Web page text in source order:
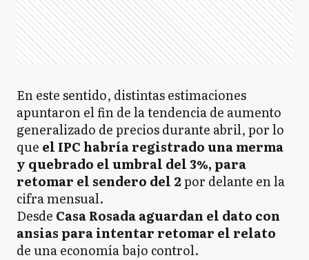
En este sentido, distintas estimaciones
apuntaron el fin de la tendencia de aumento
generalizado de precios durante abril, por lo
que el IPC habría registrado una merma
y quebrado el umbral del 3%, para
retomar el sendero del 2por delante en la
cifra mensual.
Desde Casa Rosada aguardan el dato con
ansias para intentar retomar el relato
de una economía bajo control.